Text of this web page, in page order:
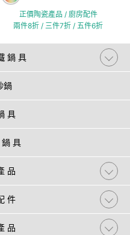
正價陶瓷產品 / 廚房配件
兩件8折 / 三件7折 / 五件6折
鍋 具
鍋
具
具
品
件
品